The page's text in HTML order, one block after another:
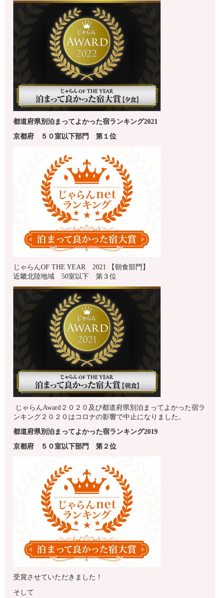
都道府県別泊まってよかった宿ランキング2021
京都府 ５０室以下部門 第１位
じゃらんOF THE YEAR 2021 【朝食部門】
近畿北陸地域 50室以下 第３位
じゃらんAward２０２０及び都道府県別泊まってよかった宿ラ
ンキング２０２０はコロナの影響で中止になりました。
都道府県別泊まってよかった宿ランキング2019
京都府 ５０室以下部門 第 ２位
受賞させていただきました！
そして